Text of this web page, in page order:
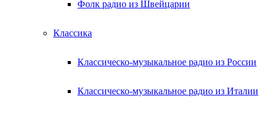
Фолк радио из Швейцарии
Классика
Классическо-музыкальное радио из России
Классическо-музыкальное радио из Италии